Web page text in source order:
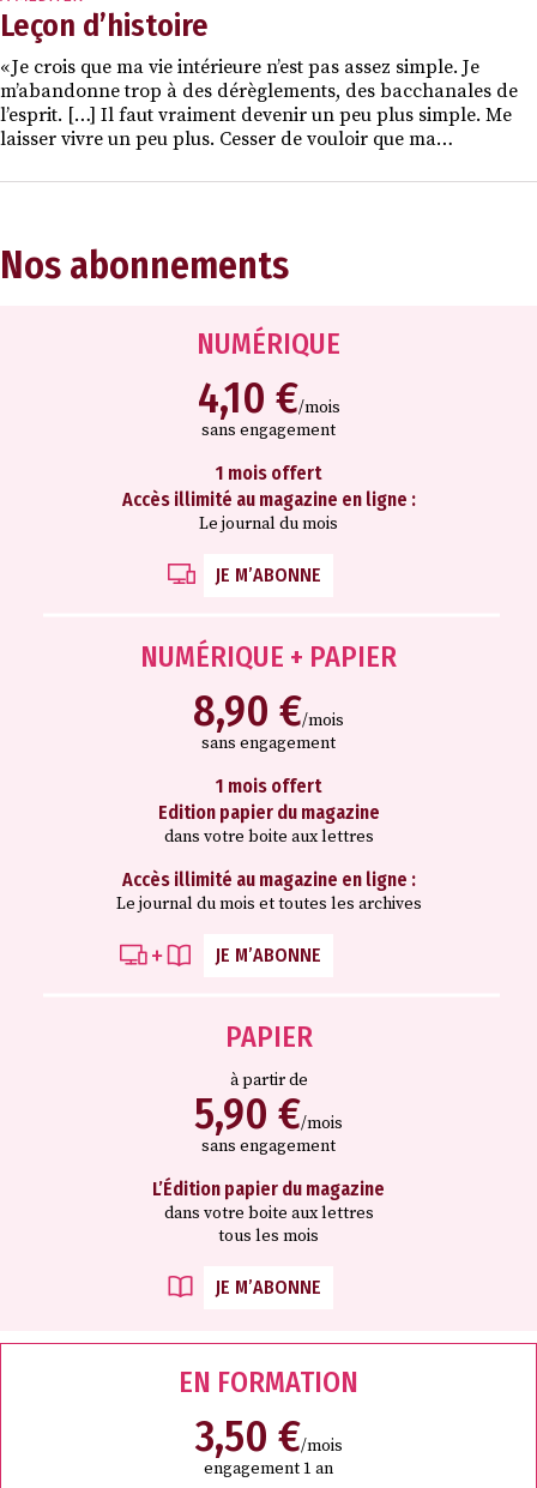
Leçon d’histoire
« Je crois que ma vie intérieure n’est pas assez simple. Je
m’abandonne trop à des dérèglements, des bacchanales de
l’esprit. […] Il faut vraiment devenir un peu plus simple. Me
laisser vivre un peu plus. Cesser de vouloir que ma…
Nos abonnements
NUMÉRIQUE
4,10 €/mois
sans engagement
1 mois offert
Accès illimité au magazine en ligne :
Le journal du mois
JE M’ABONNE
NUMÉRIQUE + PAPIER
8,90 €/mois
sans engagement
1 mois offert
Edition papier du magazine
dans votre boite aux lettres
Accès illimité au magazine en ligne :
Le journal du mois et toutes les archives
JE M’ABONNE
PAPIER
à partir de
5,90 €/mois
sans engagement
L’Édition papier du magazine
dans votre boite aux lettres
tous les mois
JE M’ABONNE
EN FORMATION
3,50 €/mois
engagement 1 an